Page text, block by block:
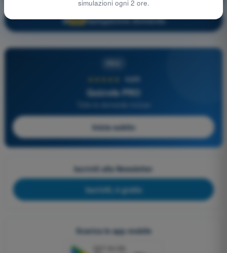
🔒 PRO Spiegazione domanda
4,6/5
Quizvds PRO
Inizia subito
Iscriviti alla Newsletter
Iscriviti, è gratis
Scarica le app mobile
simulazioni ogni 2 ore.